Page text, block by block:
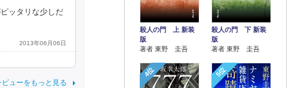
ッタリな少しだ
2013年06月06日
ビューをもっと見る
殺人の門 上 新装
版
著者 東野 圭吾
殺人の門 下 新装
版
著者 東野 圭吾
4位 5位